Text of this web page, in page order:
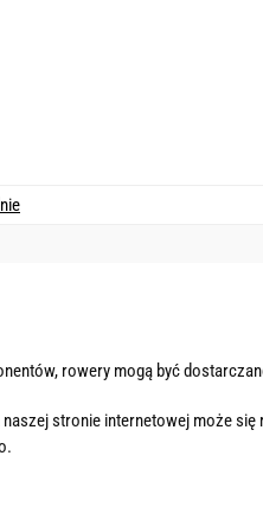
rowery mogą być
stronie internetowej może